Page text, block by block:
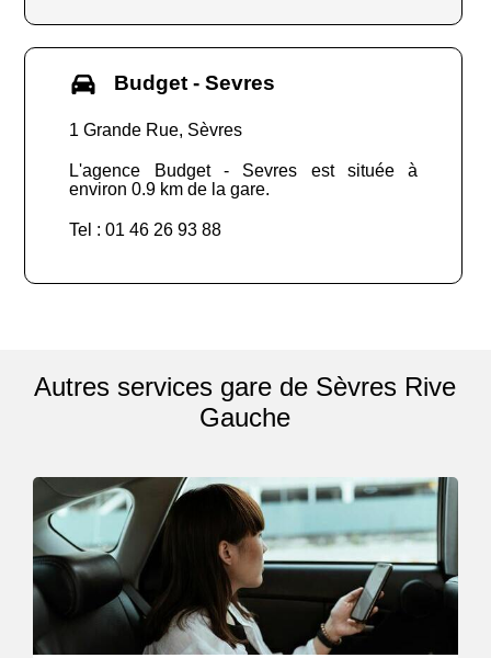
Budget - Sevres
1 Grande Rue, Sèvres
L'agence Budget - Sevres est située à
environ 0.9 km de la gare.
Tel : 01 46 26 93 88
Autres services gare de Sèvres Rive
Gauche